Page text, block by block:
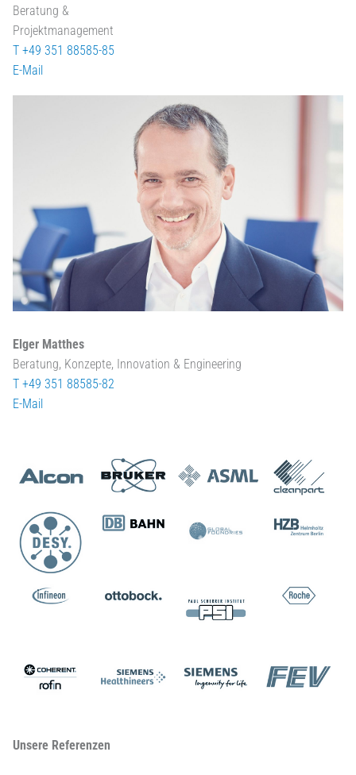
Beratung &
Projektmanagement
T +49 351 88585-85
E-Mail
Elger Matthes
Beratung, Konzepte, Innovation & Engineering
T +49 351 88585-82
E-Mail
Unsere Referenzen